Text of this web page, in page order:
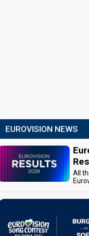
EUROVISION NEWS
All